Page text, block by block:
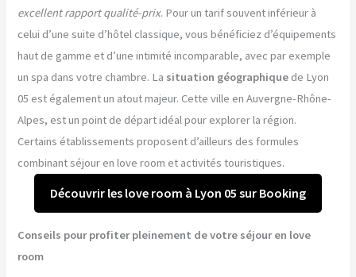
excellent rapport qualité-prix. Pour un tarif souvent inférieur à
celui d’une suite d’hôtel classique, vous bénéficiez d’équipements
haut de gamme et d’une intimité incomparable, avec par exemple
un spa dans votre chambre. La situation géographique de Lyon
05 est également un atout majeur. Cette ville en Auvergne-Rhône-
Alpes, est un point de départ idéal pour explorer la région.
Certains établissements proposent d’ailleurs des formules
combinant séjour en love room et activités touristiques.
Découvrir les love room à Lyon 05 sur Booking
Conseils pour profiter pleinement de votre séjour en love
room